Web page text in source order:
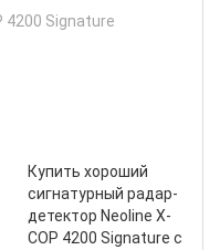
Купить хороший
сигнатурный радар-
детектор Neoline X-
COP 4200 Signature с